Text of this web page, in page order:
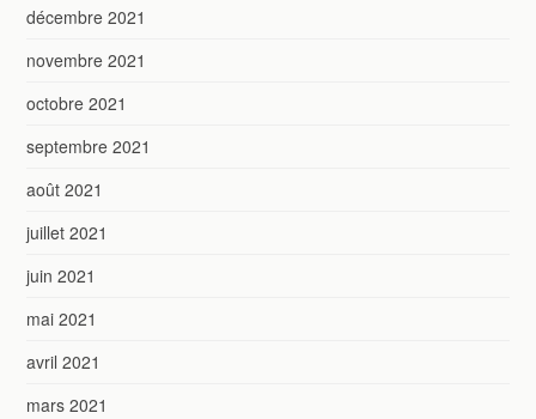
décembre 2021
novembre 2021
octobre 2021
septembre 2021
août 2021
juillet 2021
juin 2021
mai 2021
avril 2021
mars 2021